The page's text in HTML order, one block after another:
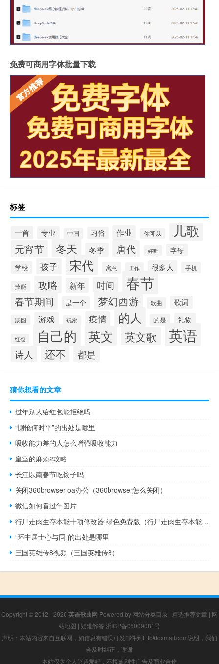
免费可商用字体批量下载
标签
一首 专业 中国 习俗 作业 你可以 儿歌
元宵节 冬天 冬季 唐代 好听
字母
学校
孩子 宋代 寓意 工作 很多人 手机
技能 攻略 新年 时间 春节
春节期间 是一个 梦幻西游 歌曲 歌词
汤圆 游戏 玩家 疫情 的人 的是 礼物
红包 自己的 英文 英文歌 英语
诗人 还不 都是
猜你想看的文章
过年别人给红包能拒绝吗
“恻怆何时平”的出处是哪里
吸收能力差的人怎么增强吸收能力
皇室的麻烦2攻略
长江以南春节吃饺子吗
关闭360browser oa办公（360browser怎么关闭）
微信如何看过年图片
行尸走肉生存本能十项修改器 绿色免费版（行尸走肉生存本能十项修改器 绿色免费版功能简介）
“环中居士心与同”的出处是哪里
三国英雄传8视频（三国英雄传8）
Copyright © 2012 - 2026 英语歌曲网 Powered by 网站分类目录 | 精选推荐文章 | 网
站地图 | 疑难解答 浙ICP备06009081号
声明：本站内容来自互联网，如信息有错误可发邮件到f_fb#foxmail.com说明，我们
会及时纠正，谢谢
本站仅为个人兴趣爱好，不接盈利性广告及商业合作